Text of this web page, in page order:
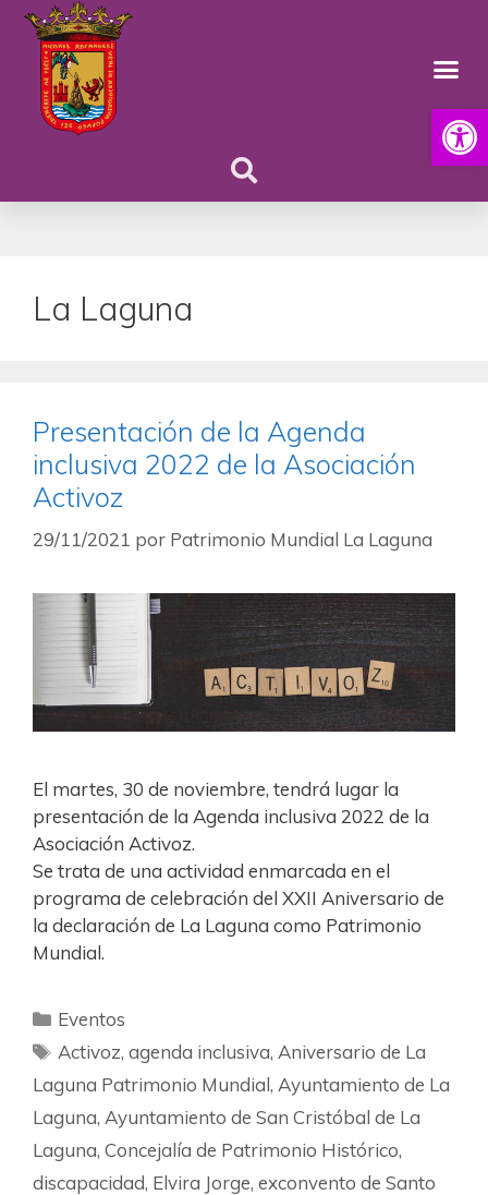
Abrir
La Laguna
Presentación de la Agenda
inclusiva 2022 de la Asociación
Activoz
29/11/2021 por Patrimonio Mundial La Laguna
El martes, 30 de noviembre, tendrá lugar la
presentación de la Agenda inclusiva 2022 de la
Asociación Activoz.
Se trata de una actividad enmarcada en el
programa de celebración del XXII Aniversario de
la declaración de La Laguna como Patrimonio
Mundial.
Eventos
Activoz,agenda inclusiva, Aniversario de La
Laguna Patrimonio Mundial, Ayuntamiento de La
Laguna, Ayuntamiento de San Cristóbal de La
Laguna, Concejalía de Patrimonio Histórico,
discapacidad, Elvira Jorge, exconvento de Santo